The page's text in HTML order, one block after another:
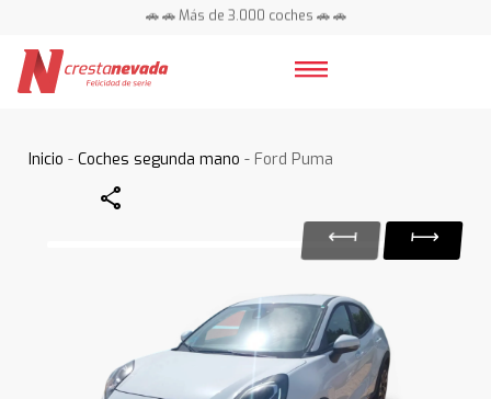
🚗 🚗 Más de 3.000 coches 🚗 🚗
Inicio -Coches segunda mano - Ford Puma
Share